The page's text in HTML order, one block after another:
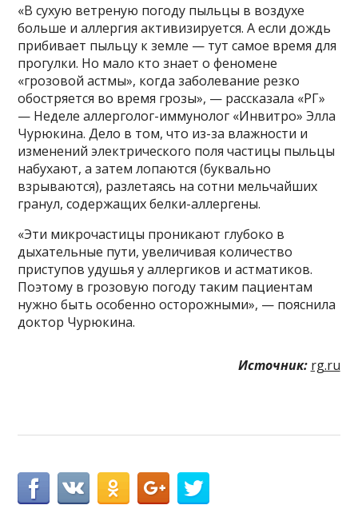
«В сухую ветреную погоду пыльцы в воздухе
больше и аллергия активизируется. А если дождь
прибивает пыльцу к земле — тут самое время для
прогулки. Но мало кто знает о феномене
«грозовой астмы», когда заболевание резко
обостряется во время грозы», — рассказала «РГ»
— Неделе аллерголог-иммунолог «Инвитро» Элла
Чурюкина. Дело в том, что из-за влажности и
изменений электрического поля частицы пыльцы
набухают, а затем лопаются (буквально
взрываются), разлетаясь на сотни мельчайших
гранул, содержащих белки-аллергены.
«Эти микрочастицы проникают глубоко в
дыхательные пути, увеличивая количество
приступов удушья у аллергиков и астматиков.
Поэтому в грозовую погоду таким пациентам
нужно быть особенно осторожными», — пояснила
доктор Чурюкина.
Источник: rg.ru